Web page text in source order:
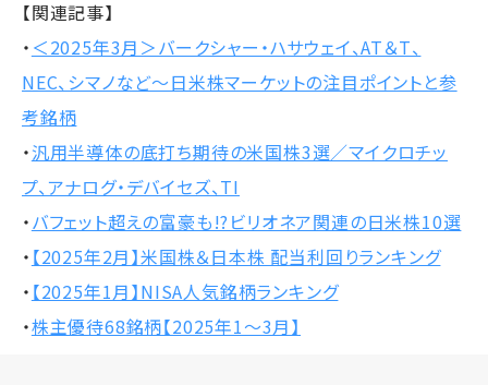
【関連記事】
・ ＜2025年3月＞バークシャー・ハサウェイ、AT＆T、
NEC、シマノなど～日米株マーケットの注目ポイントと参
考銘柄
・汎用半導体の底打ち期待の米国株3選／マイクロチッ
プ、アナログ・デバイセズ、TI
・バフェット超えの富豪も!?ビリオネア関連の日米株10選
・ 【2025年2月】米国株＆日本株 配当利回りランキング
・ 【2025年1月】NISA人気銘柄ランキング
・株主優待68銘柄【2025年1～3月】